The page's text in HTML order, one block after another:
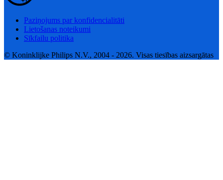
Paziņojums par konfidencialitāti
Lietošanas noteikumi
Sīkfailu politika
© Koninklijke Philips N.V., 2004 - 2026. Visas tiesības aizsargātas